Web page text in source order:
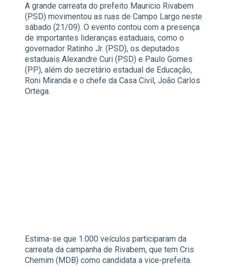
A grande carreata do prefeito Mauricio Rivabem
(PSD) movimentou as ruas de Campo Largo neste
sábado (21/09). O evento contou com a presença
de importantes lideranças estaduais, como o
governador Ratinho Jr. (PSD), os deputados
estaduais Alexandre Curi (PSD) e Paulo Gomes
(PP), além do secretário estadual de Educação,
Roni Miranda e o chefe da Casa Civil, João Carlos
Ortega.
Estima-se que 1.000 veículos participaram da
carreata da campanha de Rivabem, que tem Cris
Chemim (MDB) como candidata a vice-prefeita.